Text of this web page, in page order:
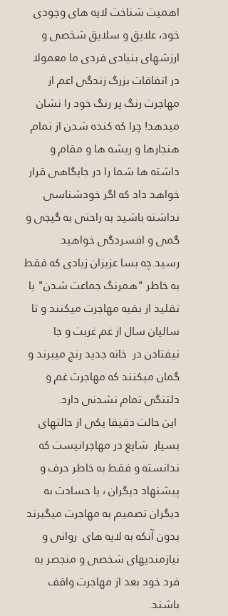
اهمیت شناخت لایه های وجودی
خود، علایق و سلایق شخصی و
ارزشهای بنیادی فردی ما معمولا
در اتفاقات بزرگ زندگی اعم از
مهاجرت رنگ پر رنگ خود را نشان
میدهد! چرا که کنده شدن از تمام
هنجارها و ریشه ها و مقام و
داشته ها شما را در جایگاهی قرار
خواهد داد که اگر خودشناسی
نداشته باشید به راحتی به گیجی و
گمی و افسردگی خواهید
رسید.چه بسا عزیزان زیادی که فقط
به خاطر "همرنگ جماعت شدن" یا
تقلید از بقیه مهاجرت میکنند و تا
سالیان سال از غم غربت و جا
نیفتادن در  خانه جدید رنج میبرند و
گمان میکنند که مهاجرت غم و
دلتنگی تمام نشدنی دارد.
این حالت دقیقا یکی از حالتهای
بسیار  شایع در مهاجرانیست که
ندانسته و فقط به خاطر حرف و
پیشنهاد دیگران ، یا حسادت به
دیگران تصمیم به مهاجرت میگیرند
بدون آنکه به لایه های  روانی و
نیازمندیهای شخصی و منجصر به
فرد خود بعد از مهاجرت واقف
باشند.